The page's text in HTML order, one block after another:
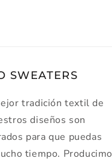
SWEATERS
tradición textil de
diseños son
para que puedas
tiempo.